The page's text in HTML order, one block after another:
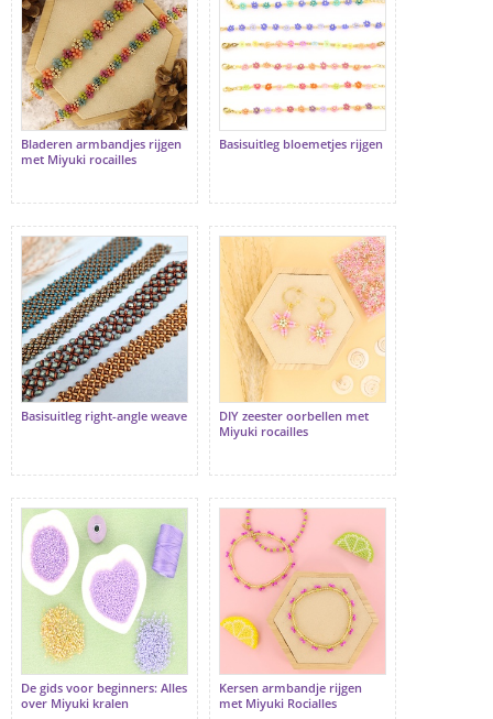
Bladeren armbandjes rijgen
met Miyuki rocailles
Basisuitleg bloemetjes rijgen
Basisuitleg right-angle weave
DIY zeester oorbellen met
Miyuki rocailles
De gids voor beginners: Alles
over Miyuki kralen
Kersen armbandje rijgen
met Miyuki Rocialles